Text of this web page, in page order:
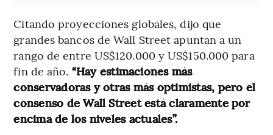
Citando proyecciones globales, dijo que
grandes bancos de Wall Street apuntan a un
rango de entre US$120.000 y US$150.000 para
fin de año. “Hay estimaciones más
conservadoras y otras más optimistas, pero el
consenso de Wall Street está claramente por
encima de los niveles actuales”.